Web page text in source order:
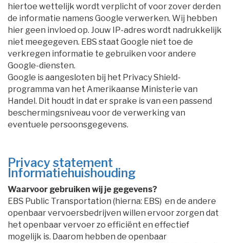
hiertoe wettelijk wordt verplicht of voor zover derden
de informatie namens Google verwerken. Wij hebben
hier geen invloed op. Jouw IP-adres wordt nadrukkelijk
niet meegegeven. EBS staat Google niet toe de
verkregen informatie te gebruiken voor andere
Google-diensten.
Google is aangesloten bij het Privacy Shield-
programma van het Amerikaanse Ministerie van
Handel. Dit houdt in dat er sprake is van een passend
beschermingsniveau voor de verwerking van
eventuele persoonsgegevens.
Privacy statement
Informatiehuishouding
Waarvoor gebruiken wij je gegevens?
EBS Public Transportation (hierna: EBS) en de andere
openbaar vervoersbedrijven willen ervoor zorgen dat
het openbaar vervoer zo efficiënt en effectief
mogelijk is. Daarom hebben de openbaar